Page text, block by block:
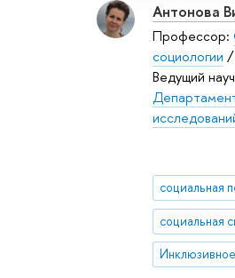
Антонова
Профессор:
социологии /
Ведущий
социальная
социальная